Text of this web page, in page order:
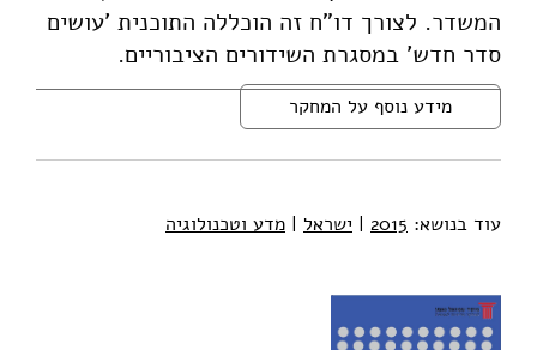
המשדר. לצורך דו"ח זה הוכללה התוכנית 'עושים
סדר חדש' במסגרת השידורים הציבוריים.
מידע נוסף על המחקר
עוד בנושא: 2015
| ישראל | מדע וטכנולוגיה